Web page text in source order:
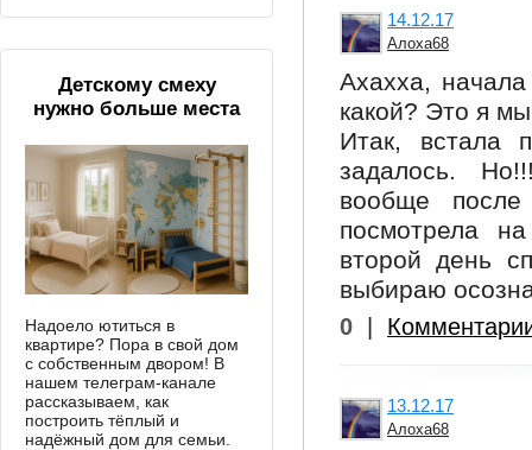
14.12.17
Алоха68
Ахахха,
какой? Это я
Итак, встала
задалось.
вообще
посмотрела
второй день
выбираю
0
13.12.17
Алоха68
Детскому смеху
нужно больше места
Надоело ютиться в
квартире? Пора в свой дом
с собственным двором! В
нашем телеграм-канале
рассказываем, как
построить тёплый и
надёжный дом для семьи.